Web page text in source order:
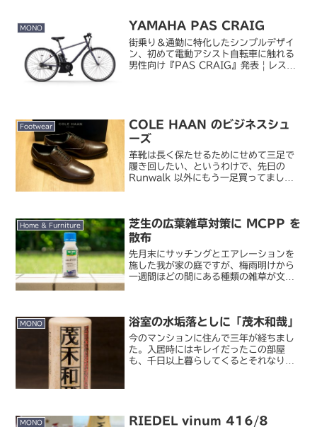
MONO YAMAHA PAS CRAIG
街乗り＆通勤に特化したシンプルデザイ
ン、初めて電動アシスト自転車に触れる
男性向け『PAS CRAIG』発表 | レスポ
Footwear
COLE HAAN のビジネスシュ
ーズ
革靴は長く保たせるためにせめて三足で
履き回したい、というわけで、先日の
Runwalk 以外にもう一足買ってまし
Home & Furniture
芝生の広葉雑草対策に MCPP を
散布
先月末にサッチングとエアレーションを
施した我が家の庭ですが、梅雨明けから
一週間ほどの間にある種類の雑草が文字
ものすごい繁殖力。この生...
MONO 浴室の水垢落としに「茂木和哉」
今のマンションに住んで三年が経ちまし
た。入居時にはキレイだったこの部屋
も、千日以上暮らしてくるとそれなりに
MONO
RIEDEL vinum 416/8